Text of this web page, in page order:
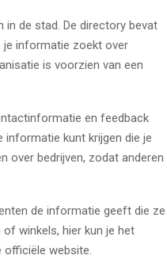
in de stad. De directory bevat
je informatie zoekt over
is voorzien van een
en feedback
informatie kunt krijgen die je
over bedrijven, zodat anderen
de informatie geeft die ze
winkels, hier kun je het
officiële website.